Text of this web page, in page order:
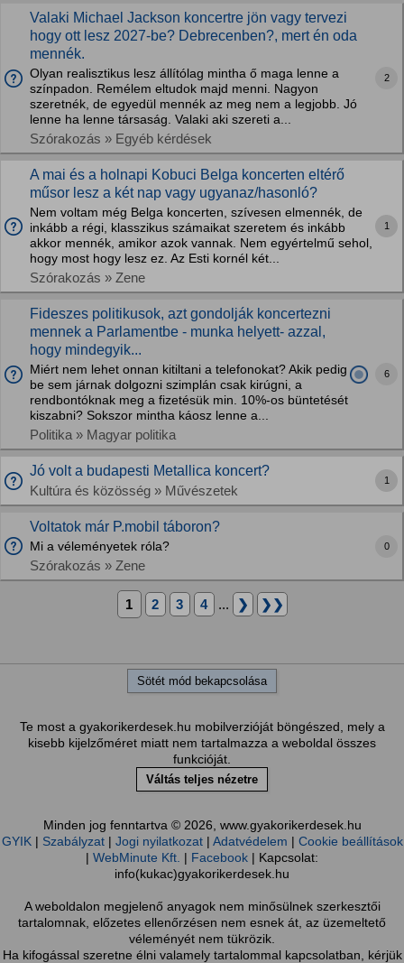
Valaki Michael Jackson koncertre jön vagy tervezi
hogy ott lesz 2027-be? Debrecenben?, mert én oda
mennék.
Olyan realisztikus lesz állítólag mintha ő maga lenne a
színpadon. Remélem eltudok majd menni. Nagyon
szeretnék, de egyedül mennék az meg nem a legjobb. Jó
lenne ha lenne társaság. Valaki aki szereti a...
Szórakozás » Egyéb kérdések
2
A mai és a holnapi Kobuci Belga koncerten eltérő
műsor lesz a két nap vagy ugyanaz/hasonló?
Nem voltam még Belga koncerten, szívesen elmennék, de
inkább a régi, klasszikus számaikat szeretem és inkább
akkor mennék, amikor azok vannak. Nem egyértelmű sehol,
hogy most hogy lesz ez. Az Esti kornél két...
Szórakozás » Zene
1
Fideszes politikusok, azt gondolják koncertezni
mennek a Parlamentbe - munka helyett- azzal,
hogy mindegyik...
Miért nem lehet onnan kitiltani a telefonokat? Akik pedig
be sem járnak dolgozni szimplán csak kirúgni, a
rendbontóknak meg a fizetésük min. 10%-os büntetését
kiszabni? Sokszor mintha káosz lenne a...
Politika » Magyar politika
6
Jó volt a budapesti Metallica koncert?
Kultúra és közösség » Művészetek
1
Voltatok már P.mobil táboron?
Mi a véleményetek róla?
Szórakozás » Zene
0
1 2 3 4 ... ❯ ❯❯
Sötét mód bekapcsolása
Te most a gyakorikerdesek.hu mobilverzióját böngészed, mely a
kisebb kijelzőméret miatt nem tartalmazza a weboldal összes
funkcióját.
Váltás teljes nézetre
Minden jog fenntartva © 2026, www.gyakorikerdesek.hu
GYIK| Szabályzat| Jogi nyilatkozat| Adatvédelem | Cookie beállítások
| WebMinute Kft. | Facebook | Kapcsolat:
info(kukac)gyakorikerdesek.hu
A weboldalon megjelenő anyagok nem minősülnek szerkesztői
tartalomnak, előzetes ellenőrzésen nem esnek át, az üzemeltető
véleményét nem tükrözik.
Ha kifogással szeretne élni valamely tartalommal kapcsolatban, kérjük